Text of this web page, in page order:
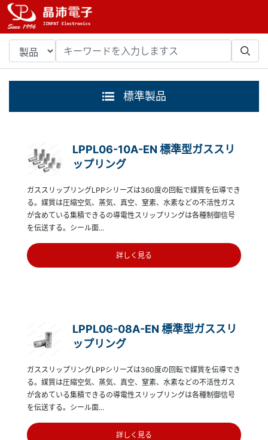
標準製品
LPPL06-10A-EN 標準型ガススリ
ップリング
ガススリップリングLPPシリーズは360度の回転で媒質を伝導でき
る。媒質は圧縮空気、蒸気、真空、窒素、水素などの不活性ガス
が含めている集積できるの導電性スリップリングは各種制御信号
を伝送する。シール面...
詳しく見る
LPPL06-08A-EN 標準型ガススリ
ップリング
ガススリップリングLPPシリーズは360度の回転で媒質を伝導でき
る。媒質は圧縮空気、蒸気、真空、窒素、水素などの不活性ガス
が含めている集積できるの導電性スリップリングは各種制御信号
を伝送する。シール面...
詳しく見る